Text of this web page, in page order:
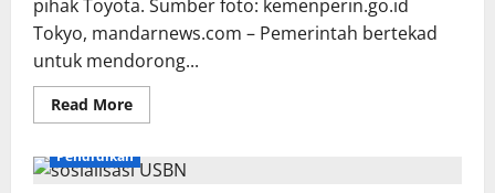
pihak Toyota. Sumber foto: kemenperin.go.id
Tokyo, mandarnews.com – Pemerintah bertekad
untuk mendorong...
Read MoreRead
more
Sosialisasikan
Kesiapan
Pendidikan